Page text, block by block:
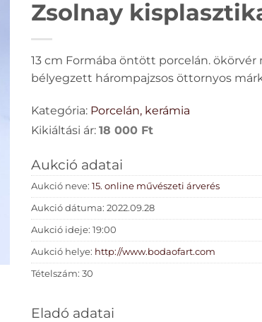
Zsolnay
13 cm Formába öntött porcelán. ökörvér
bélyegzett hárompajzsos öttornyos
Kategória: Porcelán, kerámia
Kikiáltási ár: 18 000 Ft
Aukció adatai
Aukció neve: 15. online művészeti árverés
Aukció dátuma: 2022.09.28
Aukció ideje: 19:00
Aukció helye: http://www.bodaofart.com
Tételszám: 30
Eladó adatai